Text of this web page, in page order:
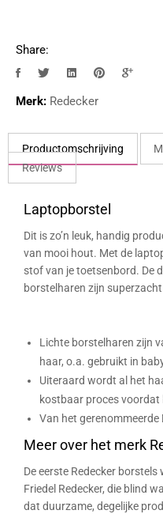
Share:
Merk: Redecker
Productomschrijving
Reviews
Laptopborstel
Dit is zo’n leuk, handig
van mooi hout. Met de
stof van je toetsenbord. De
borstelharen zijn superzacht.
Lichte borstelharen zijn
haar, o.a. gebruikt in
Uiteraard wordt al het
kostbaar proces
Van het gerenommeerde
Meer over het merk
De eerste Redecker
Friedel Redecker, die blind
dat duurzame, degelijke